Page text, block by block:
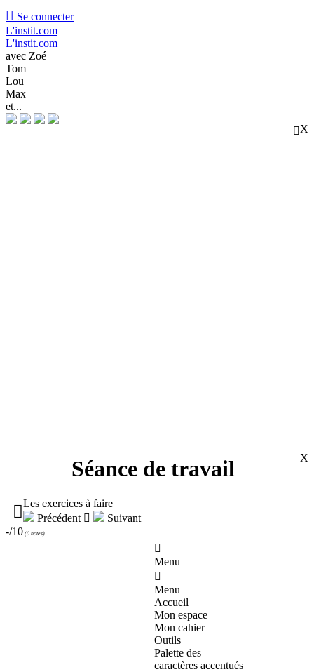
 Se connecter
L'instit.com
L'instit.com
avec Zoé
Tom
Lou
Max
et...
X

X
Séance de travail
Les exercices à faire
Précédent 
Suivant
-/10 (0 notes)

Menu

Menu
Accueil
Mon espace
Mon cahier
Outils
Palette des
caractères accentués